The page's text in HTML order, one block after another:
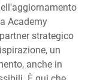
Academy
strategico
un
anche in